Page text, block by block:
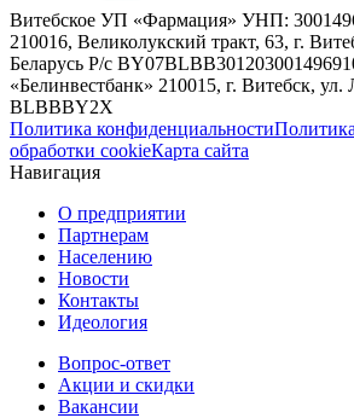
Витебское УП «Фармация» УНП:
210016, Великолукский тракт, 63, г.
Беларусь Р/с
«Белинвестбанк» 210015, г. Витебск,
BLBBBY2X
Политика конфиденциальности
обработки cookieКарта сайта
Навигация
О предприятии
Партнерам
Населению
Новости
Контакты
Идеология
Вопрос-ответ
Акции и скидки
Вакансии